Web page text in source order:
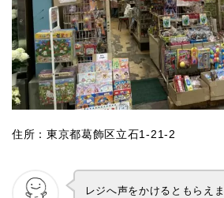
住所：東京都葛飾区立石1-21-2
レジへ声をかけるともらえま